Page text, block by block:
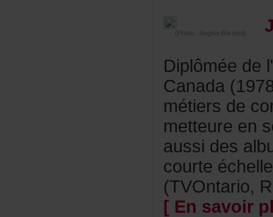
(Photo:AngeloBarsetti)